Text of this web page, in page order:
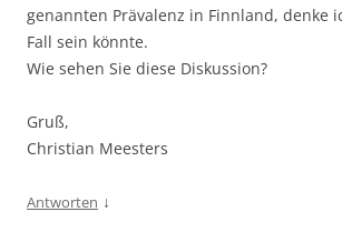
genannten Prävalenz in Finnland, denke
Fall sein könnte.
Wie sehen Sie diese Diskussion?
Gruß,
Christian Meesters
Antworten ↓